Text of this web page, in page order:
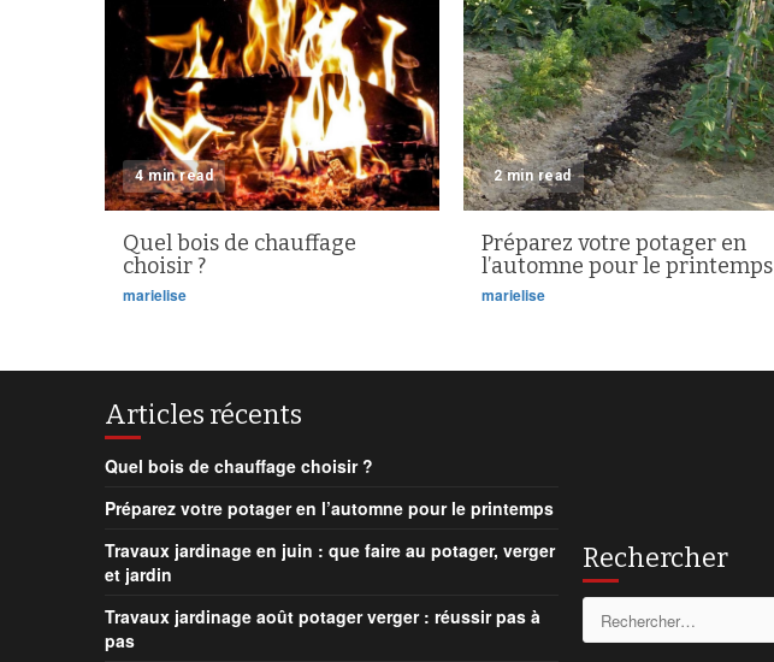
4 min read
Quel bois de chauffage
choisir ?
marielise
2 min read
Préparez votre potager en
l’automne pour le printemps
marielise
Articles récents
Quel bois de chauffage choisir ?
Préparez votre potager en l’automne pour le printemps
Travaux jardinage en juin : que faire au potager, verger
et jardin
Travaux jardinage août potager verger : réussir pas à
pas
Rechercher